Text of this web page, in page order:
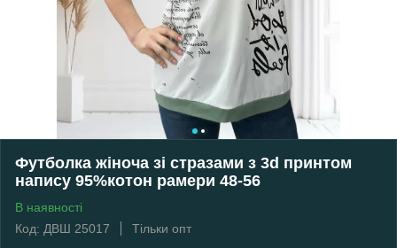
Футболка жіноча зі стразами з 3d принтом
напису 95%котон рамери 48-56
В наявності
Код: ДВШ 25017
Тільки опт